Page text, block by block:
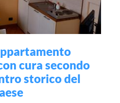
cura secondo
storico del